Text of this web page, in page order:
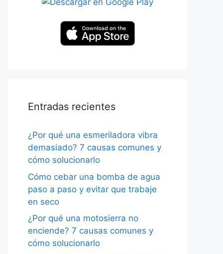
Entradas recientes
¿Por qué una esmeriladora vibra
demasiado? 7 causas comunes y
cómo solucionarlo
Cómo cebar una bomba de agua
paso a paso y evitar que trabaje
en seco
¿Por qué una motosierra no
enciende? 7 causas comunes y
cómo solucionarlo